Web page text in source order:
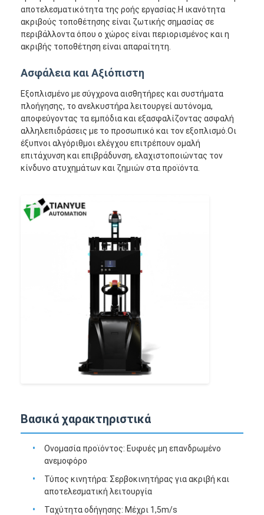
Ενα έξυπνο μη επανδρωμένο ανεμοφόρο
Ανεξάρτητο κινητό ρομπότ AMR
Συσκευές φόρτισης υποστήριξης AGV
Συστατικά του AGV με μηχανική τροχιά κίνησης
Οδηγός συναρμολόγησης τιμονιού AGV
Ηλεκτρική τηλεσκοπική πιρούνι για παλέτες
Αυτοματοποιημένος μη τυποποιημένος εξοπλισμός
Εμπορικό ρομπότ
αποτελεσματικότητα της ροής εργασίας.Η ικανότητα
ακριβούς τοποθέτησης είναι ζωτικής σημασίας σε
περιβάλλοντα όπου ο χώρος είναι περιορισμένος και η
ακριβής τοποθέτηση είναι απαραίτητη.
Ασφάλεια και Αξιόπιστη
Εξοπλισμένο με σύγχρονα αισθητήρες και συστήματα
πλοήγησης, το ανελκυστήρα λειτουργεί αυτόνομα,
αποφεύγοντας τα εμπόδια και εξασφαλίζοντας ασφαλή
αλληλεπιδράσεις με το προσωπικό και τον εξοπλισμό.Οι
έξυπνοι αλγόριθμοι ελέγχου επιτρέπουν ομαλή
επιτάχυνση και επιβράδυνση, ελαχιστοποιώντας τον
κίνδυνο ατυχημάτων και ζημιών στα προϊόντα.
Βασικά χαρακτηριστικά
Ονομασία προϊόντος: Ευφυές μη επανδρωμένο
ανεμοφόρο
Τύπος κινητήρα: Σερβοκινητήρας για ακριβή και
αποτελεσματική λειτουργία
Ταχύτητα οδήγησης: Μέχρι 1,5m/s